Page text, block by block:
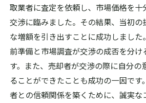
取業者に査定を依頼し、市場価格を十
交渉に臨みました。その結果、当初の
な増額を引き出すことに成功しまし
前準備と市場調査が交渉の成否を分け
す。また、売却者が交渉の際に自分の
ることができたことも成功の一因です
者との信頼関係を築くために、誠実な